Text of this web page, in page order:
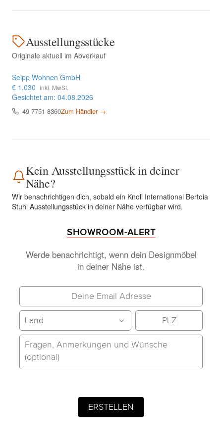
Ausstellungsstücke
Originale aktuell im Abverkauf
Seipp Wohnen GmbH
€ 1.030 inkl. MwSt.
Gesichtet am: 04.08.2026
49 7751 8360Zum Händler →
Kein Ausstellungsstück in deiner
Nähe?
Wir benachrichtigen dich, sobald ein Knoll International Bertoia
Stuhl Ausstellungsstück in deiner Nähe verfügbar wird.
SHOWROOM-ALERT
Werde benachrichtigt, wenn dein Designmöbel
in deiner Nähe ist.